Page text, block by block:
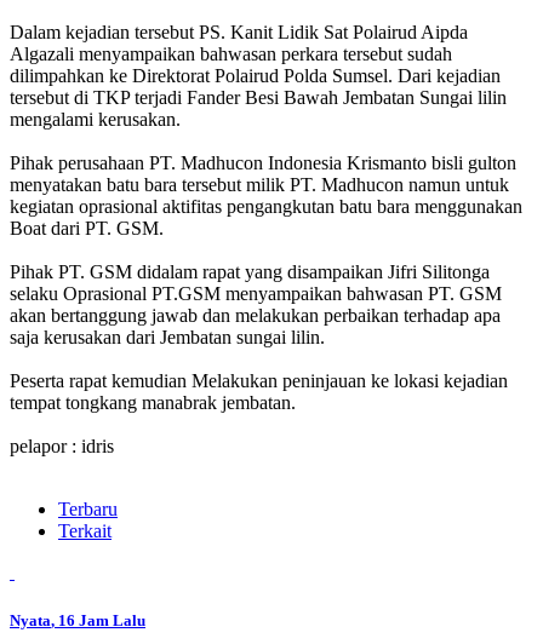
Dalam kejadian tersebut PS. Kanit Lidik Sat Polairud Aipda
Algazali menyampaikan bahwasan perkara tersebut sudah
dilimpahkan ke Direktorat Polairud Polda Sumsel. Dari kejadian
tersebut di TKP terjadi Fander Besi Bawah Jembatan Sungai lilin
mengalami kerusakan.
Pihak perusahaan PT. Madhucon Indonesia Krismanto bisli gulton
menyatakan batu bara tersebut milik PT. Madhucon namun untuk
kegiatan oprasional aktifitas pengangkutan batu bara menggunakan
Boat dari PT. GSM.
Pihak PT. GSM didalam rapat yang disampaikan Jifri Silitonga
selaku Oprasional PT.GSM menyampaikan bahwasan PT. GSM
akan bertanggung jawab dan melakukan perbaikan terhadap apa
saja kerusakan dari Jembatan sungai lilin.
Peserta rapat kemudian Melakukan peninjauan ke lokasi kejadian
tempat tongkang manabrak jembatan.
pelapor : idris
Terbaru
Terkait
Nyata, 16 Jam Lalu